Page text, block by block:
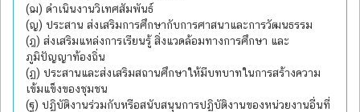
(ฌ) ดำเนินงานวิเทศสัมพันธ์
(ญ) ประสาน ส่งเสริมการศึกษากับการศาสนาและการวัฒนธรรม
(ฎ) ส่งเสริมแหล่งการเรียนรู้ สิ่งแวดล้อมทางการศึกษา และ
ภูมิปัญญาท้องถิ่น
(ฏ) ประสานและส่งเสริมสถานศึกษาให้มีบทบาทในการสร้างความ
เข้มแข็งของชุมชน
(ฐ) ปฏิบัติงานร่วมกับหรือสนับสนุนการปฏิบัติงานของหน่วยงานอื่นที่